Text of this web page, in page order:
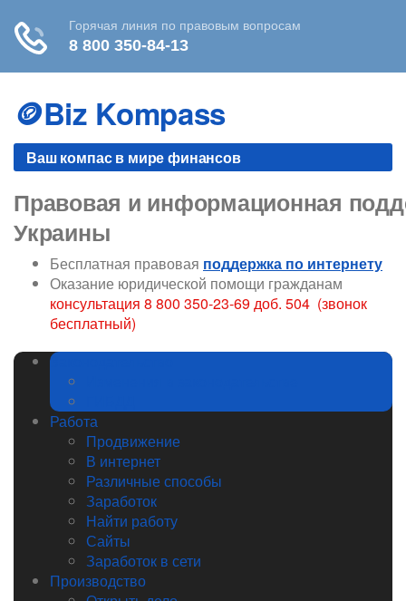
content
🪙Biz Kompass
Ваш компас в мире финансов
Правовая и информационная
Украины
Бесплатная правовая поддержка по интернету
Оказание юридической помощи гражданам
консультация 8 800 350-23-69 доб. 504 (звонок
бесплатный)
Законодательство
Работа
Продвижение
В интернет
Различные способы
Заработок
Найти работу
Сайты
Заработок в сети
Производство